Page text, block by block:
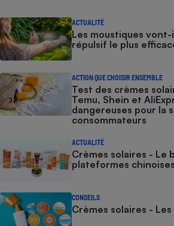
ACTUALITÉ
Les moustiques vont-
répulsif le plus
ACTION QUE CHOISIR ENSEMBLE
Test des crèmes
Temu, Shein et
dangereuses pour la
consommateurs
ACTUALITÉ
Crèmes solaires - Le
plateformes chinoises
CONSEILS
Crèmes solaires -